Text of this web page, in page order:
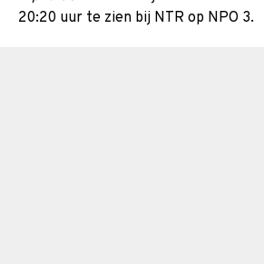
20:20 uur te zien bij NTR op NPO 3.